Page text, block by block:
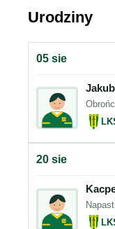
Urodziny
05 sie
20 sie